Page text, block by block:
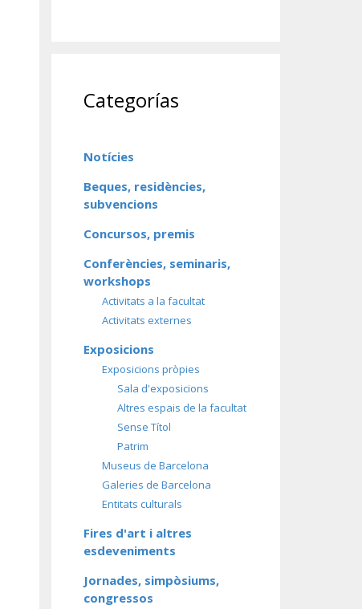
Categorías
Notícies
Beques, residències,
subvencions
Concursos, premis
Conferències, seminaris,
workshops
Activitats a la facultat
Activitats externes
Exposicions
Exposicions pròpies
Sala d'exposicions
Altres espais de la facultat
Sense Títol
Patrim
Museus de Barcelona
Galeries de Barcelona
Entitats culturals
Fires d'art i altres
esdeveniments
Jornades, simpòsiums,
congressos